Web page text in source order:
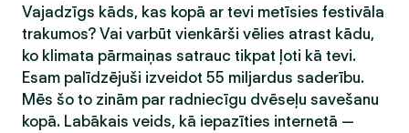
Vajadzīgs kāds, kas kopā ar tevi metīsies festivāla
trakumos? Vai varbūt vienkārši vēlies atrast kādu,
ko klimata pārmaiņas satrauc tikpat ļoti kā tevi.
Esam palīdzējuši izveidot 55 miljardus saderību.
Mēs šo to zinām par radniecīgu dvēseļu savešanu
kopā. Labākais veids, kā iepazīties internetā —